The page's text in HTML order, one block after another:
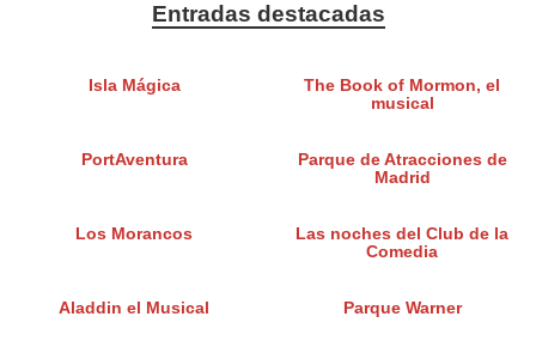
Entradas destacadas
Isla Mágica
The Book of Mormon, el
musical
PortAventura
Parque de Atracciones de
Madrid
Los Morancos
Las noches del Club de la
Comedia
Aladdin el Musical Parque Warner